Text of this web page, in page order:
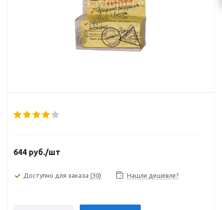
644 руб./шт
Доступно для заказа (30) Нашли дешевле?